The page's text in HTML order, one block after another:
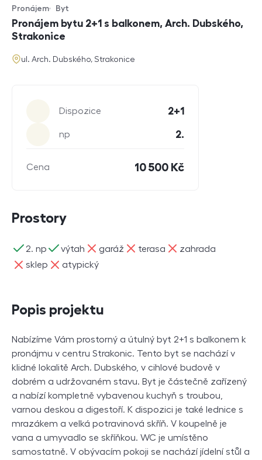
Typ nabídky
Pronájem
Typ nemovitosti
Byt
Pronájem bytu 2+1 s balkonem, Arch. Dubského,
Strakonice
adresa
ul. Arch. Dubského, Strakonice
Dispozice 2+1
np 2.
Cena 10 500 Kč
Prostory
2. np
ano výtah
ano garáž
ne terasa
ne zahrada
ne
sklep
ne atypický
ne
Popis projektu
Nabízíme Vám prostorný a útulný byt 2+1 s balkonem k
pronájmu v centru Strakonic. Tento byt se nachází v
klidné lokalitě Arch. Dubského, v cihlové budově v
dobrém a udržovaném stavu. Byt je částečně zařízený
a nabízí kompletně vybavenou kuchyň s troubou,
varnou deskou a digestoří. K dispozici je také lednice s
mrazákem a velká potravinová skříň. V koupelně je
vana a umyvadlo se skříňkou. WC je umístěno
samostatně. V obývacím pokoji se nachází jídelní stůl a